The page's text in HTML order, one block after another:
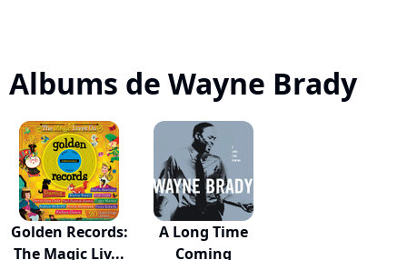
Albums de Wayne Brady
Golden Records:
The Magic Liv...
A Long Time
Coming